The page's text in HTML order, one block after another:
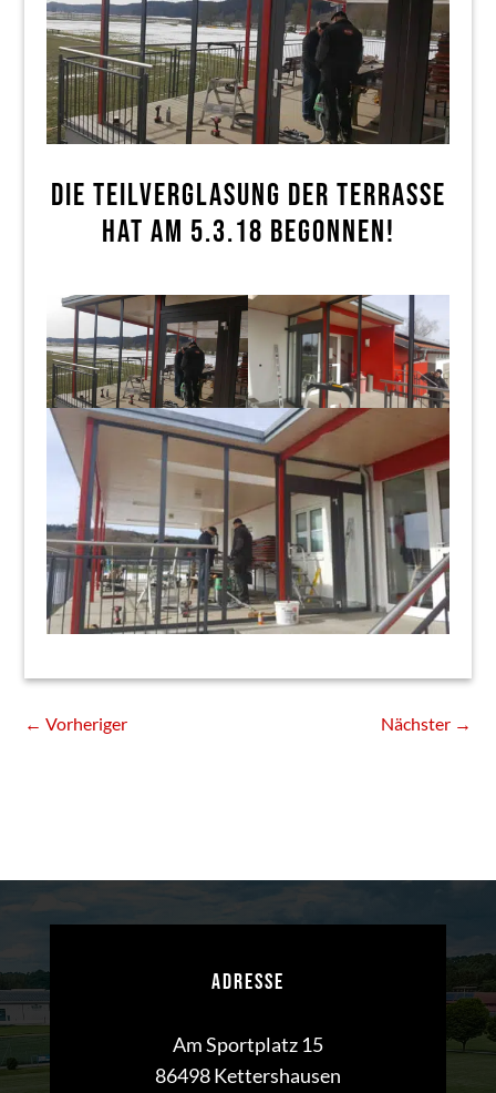
DIE TEILVERGLASUNG DER TERRASSE
HAT AM 5.3.18 BEGONNEN!
←Vorheriger Nächster→
ADRESSE
Am Sportplatz 15
86498 Kettershausen